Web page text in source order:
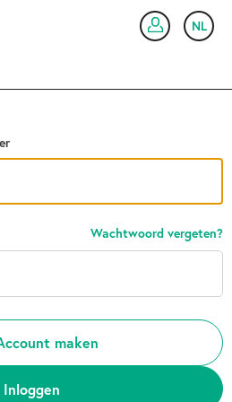
NL
Wachtwoord vergeten?
maken
Inloggen